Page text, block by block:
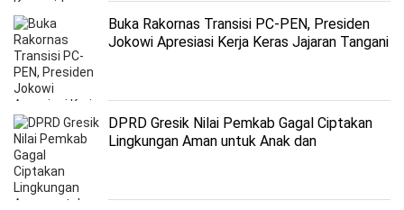
Buka Rakornas Transisi PC-PEN, Presiden
Jokowi Apresiasi Kerja Keras Jajaran Tangani
DPRD Gresik Nilai Pemkab Gagal Ciptakan
Lingkungan Aman untuk Anak dan